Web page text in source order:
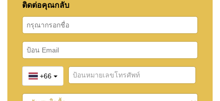
ติดต่อคุณกลับ
+66